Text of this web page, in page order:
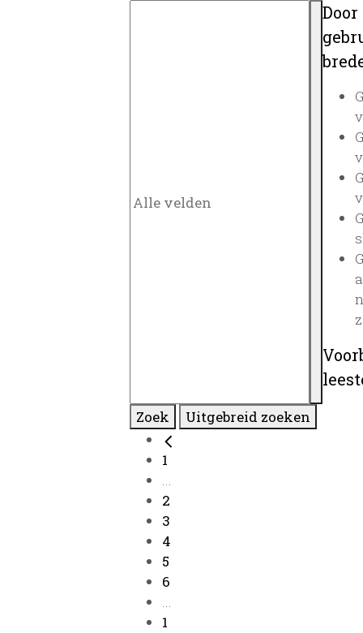
Zoek Uitgebreid zoeken
1
...
2
3
4
5
6
...
1